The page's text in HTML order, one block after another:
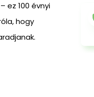
ez 100 évnyi
hogy